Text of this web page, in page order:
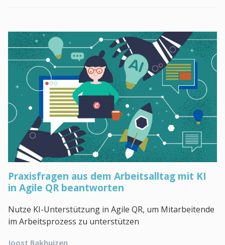
Praxisfragen aus dem Arbeitsalltag mit KI
in Agile QR beantworten
Nutze KI-Unterstützung in Agile QR, um Mitarbeitende
im Arbeitsprozess zu unterstützen
Joost Bakhuizen